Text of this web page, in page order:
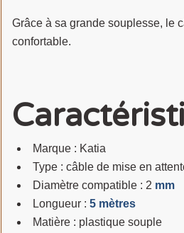
Grâce à sa grande souplesse, le
confortable.
Marque : Katia
Type : câble de mise en
Diamètre compatible : 2 mm
Longueur : 5 mètres
Matière : plastique souple